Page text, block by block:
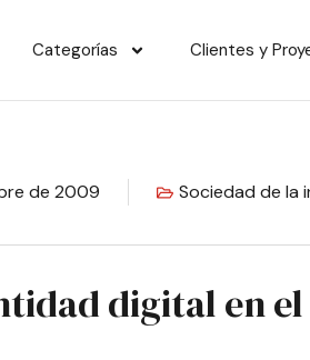
Categorías Clientes y
de 2009 Sociedad de la
digital en